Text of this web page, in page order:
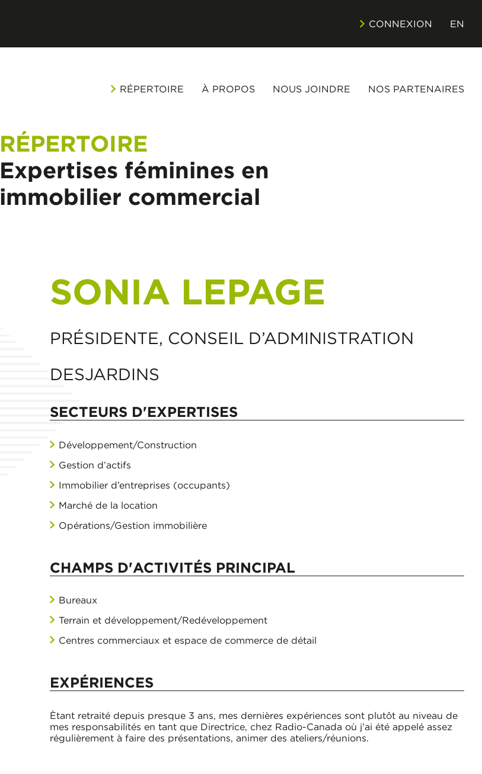
CONNEXION EN
RÉPERTOIRE À PROPOS NOUS JOINDRE NOS PARTENAIRES
RÉPERTOIRE
Expertises féminines en
immobilier commercial
SONIA LEPAGE
PRÉSIDENTE, CONSEIL D’ADMINISTRATION
DESJARDINS
SECTEURS D'EXPERTISES
Développement/Construction
Gestion d’actifs
Immobilier d’entreprises (occupants)
Marché de la location
Opérations/Gestion immobilière
CHAMPS D'ACTIVITÉS PRINCIPAL
Bureaux
Terrain et développement/Redéveloppement
Centres commerciaux et espace de commerce de détail
EXPÉRIENCES
Ètant retraité depuis presque 3 ans, mes dernières expériences sont plutôt au niveau de
mes responsabilités en tant que Directrice, chez Radio-Canada où j’ai été appelé assez
régulièrement à faire des présentations, animer des ateliers/réunions.